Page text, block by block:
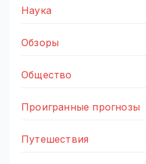
Наука
Обзоры
Общество
Проигранные прогнозы
Путешествия